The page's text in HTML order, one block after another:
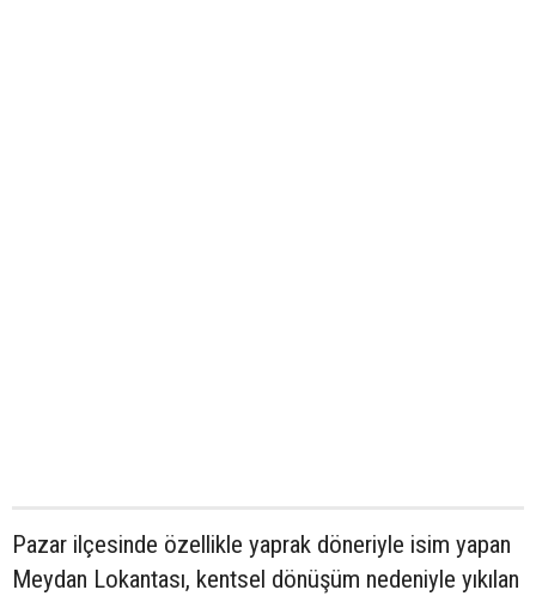
Pazar ilçesinde özellikle yaprak döneriyle isim yapan
Meydan Lokantası, kentsel dönüşüm nedeniyle yıkılan